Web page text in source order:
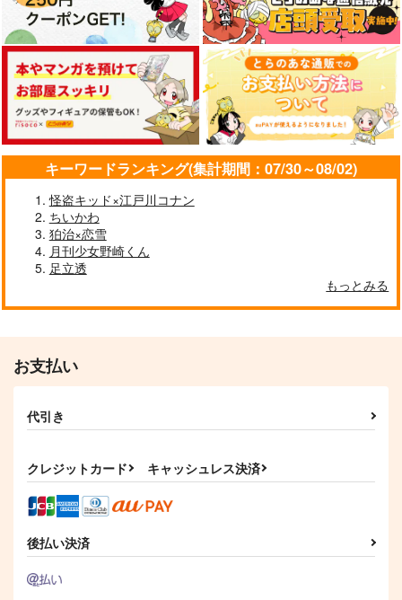
キーワードランキング(集計期間：07/30～08/02)
怪盗キッド×江戸川コナン
ちいかわ
狛治×恋雪
月刊少女野崎くん
足立透
もっとみる
お支払い
代引き
クレジットカード キャッシュレス決済
後払い決済